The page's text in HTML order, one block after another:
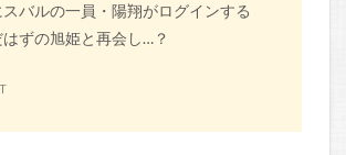
バルの一員・陽翔がログインする
ずの旭姫と再会し…？